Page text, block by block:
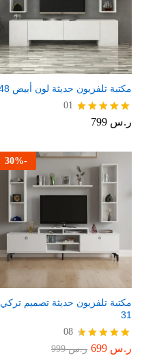
مكتبة تلفزيون حديثة لون أبيض 48
تم التقييم
01
ر.س
-
30%
مكتبة تلفزيون حديثة تصميم تركي
31
تم التقييم
08
ر.س ر.س999